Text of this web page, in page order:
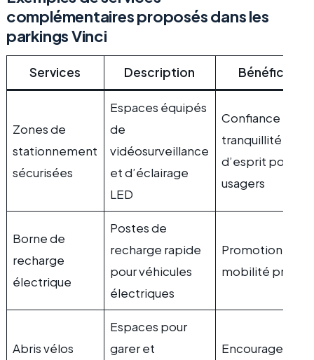
complémentaires proposés dans les
parkings Vinci
Services Description Bénéfices
Zones de
stationnement
sécurisées
Espaces équipés
de
vidéosurveillance
et d’éclairage
LED
Confiance et
tranquillité
d’esprit pour les
usagers
Borne de
recharge
électrique
Postes de
recharge rapide
pour véhicules
électriques
Promotion de la
mobilité propre
Abris vélos
Espaces pour
garer et
Encouragement